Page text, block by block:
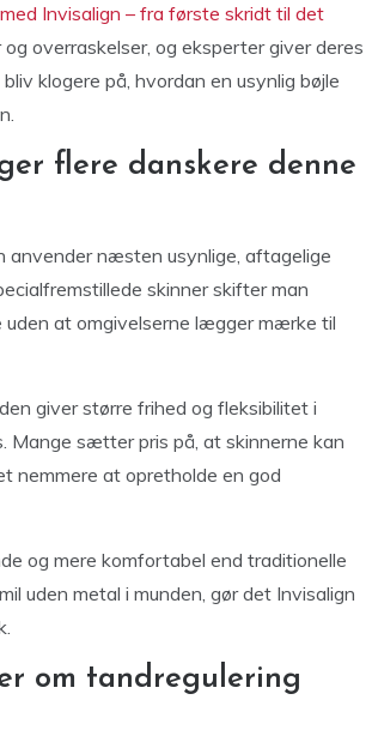
Invisalign – fra første skridt til det
overraskelser, og eksperter giver deres
klogere på, hvordan en usynlig bøjle
flere danskere denne
anvender næsten usynlige, aftagelige
skinner skifter man
at omgivelserne lægger mærke til
giver større frihed og fleksibilitet i
sætter pris på, at skinnerne kan
nemmere at opretholde en god
og mere komfortabel end traditionelle
uden metal i munden, gør det Invisalign
om tandregulering